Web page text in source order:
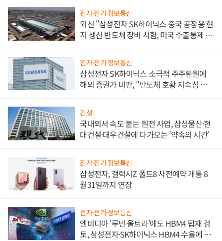
전자·전기·정보통신
외신 "삼성전자 SK하이닉스 중국 공장용 현
지 생산 반도체 장비 시험, 미국 수출통제 대
전자·전기·정보통신
삼성전자 SK하이닉스 소극적 주주환원에
해외 증권가 비판, "반도체 호황 지속성 의
건설
국내외서 속도 붙는 원전 사업, 삼성물산·현
대건설·대우건설에 다가오는 '약속의 시간'
전자·전기·정보통신
삼성전자, 갤럭시Z 폴드8 사전예약 개통 8
월31일까지 연장
전자·전기·정보통신
엔비디아 '루빈 울트라'에도 HBM4 탑재 검
토, 삼성전자·SK하이닉스 HBM4 수율에 주